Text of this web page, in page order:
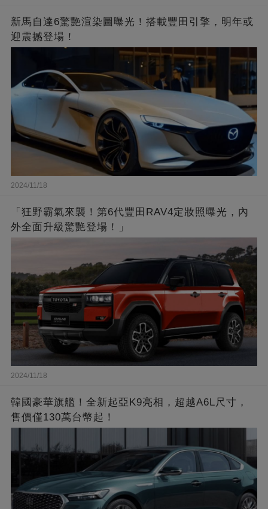
新馬自達6驚艷渲染圖曝光！搭載豐田引擎，明年或
迎震撼登場！
2024/11/18
「狂野霸氣來襲！第6代豐田RAV4定妝照曝光，內
外全面升級驚艷登場！」
2024/11/18
韓國豪華旗艦！全新起亞K9亮相，超越A6L尺寸，
售價僅130萬台幣起！